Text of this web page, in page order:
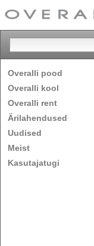
Overalli pood
Overalli kool
Overalli rent
Ärilahendused
Uudised
Meist
Kasutajatugi